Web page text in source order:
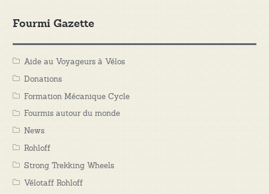
Fourmi Gazette
Aide au Voyageurs à Vélos
Donations
Formation Mécanique Cycle
Fourmis autour du monde
News
Rohloff
Strong Trekking Wheels
Vélotaff Rohloff